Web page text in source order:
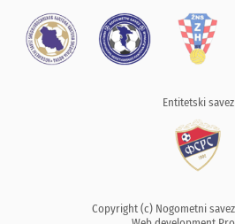
Entitetski savez
Copyright (c) Nogometni